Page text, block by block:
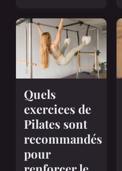
Quels
exercices de
Pilates sont
recommandés
pour